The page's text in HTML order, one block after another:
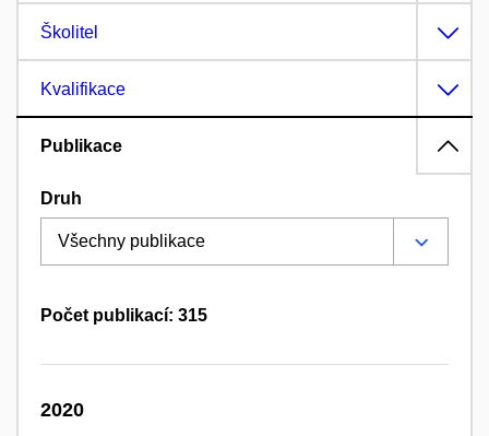
Školitel
Kvalifikace
Publikace
Druh
Počet publikací: 315
2020